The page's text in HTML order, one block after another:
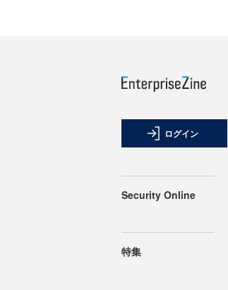
ログイン
Security Online
特集